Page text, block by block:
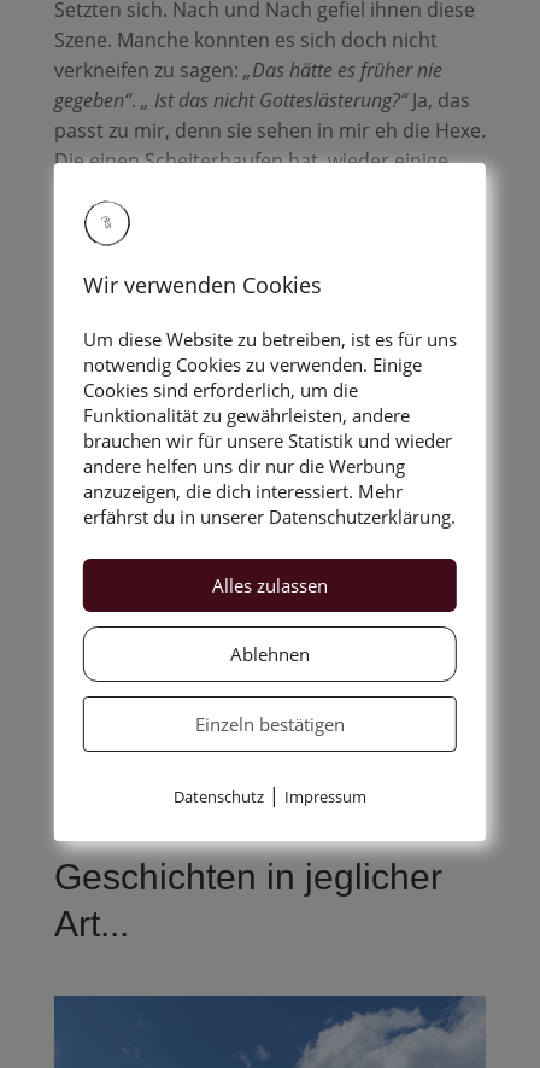
Setzten sich. Nach und Nach gefiel ihnen diese
Szene. Manche konnten es sich doch nicht
verkneifen zu sagen: „Das hätte es früher nie
gegeben“. „ Ist das nicht Gotteslästerung?“Ja, das
passt zu mir, denn sie sehen in mir eh die Hexe.
Die einen Scheiterhaufen hat, wieder einige
mir Mut, weiter zumachen:
leben im 21. Jhd.“
Habe das Kirchenareal in 300 m rot-orange-
gelb Tüll eingehüllt. Wie man am Bild sehen
kann, rot der Hintergrund die Japanischen
Taube für die Firmung.
Der Applaus nach der Messe mit Bischof und
Hochwürden war grandios. Tut einer
Künstlerseele gut.
Über dieses Ereignis spricht man noch immer –
in jede Richtung.
Ich wünsche Euch ein Wochenende nach
Eurem Geschmack.
Eko
Eure Ilse-Vivienne
Geschichten in jeglicher
Art...
Wir verwenden Cookies
Um diese Website zu betreiben, ist es für uns
notwendig Cookies zu verwenden. Einige
Cookies sind erforderlich, um die
Funktionalität zu gewährleisten, andere
brauchen wir für unsere Statistik und wieder
andere helfen uns dir nur die Werbung
anzuzeigen, die dich interessiert. Mehr
erfährst du in unserer Datenschutzerklärung.
Alles zulassen
Ablehnen
Einzeln bestätigen
Datenschutz| Impressum